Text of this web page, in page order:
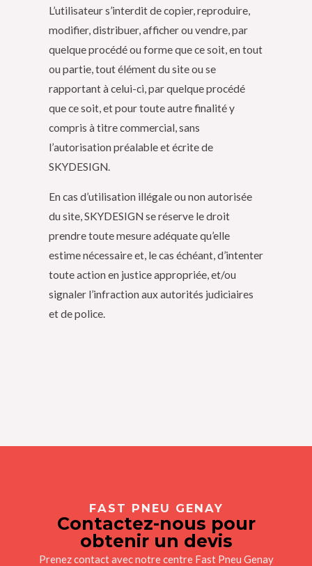
L’utilisateur s’interdit de copier, reproduire,
modifier, distribuer, afficher ou vendre, par
quelque procédé ou forme que ce soit, en tout
ou partie, tout élément du site ou se
rapportant à celui-ci, par quelque procédé
que ce soit, et pour toute autre finalité y
compris à titre commercial, sans
l’autorisation préalable et écrite de
SKYDESIGN.
En cas d’utilisation illégale ou non autorisée
du site, SKYDESIGN se réserve le droit
prendre toute mesure adéquate qu’elle
estime nécessaire et, le cas échéant, d’intenter
toute action en justice appropriée, et/ou
signaler l’infraction aux autorités judiciaires
et de police.
FAST PNEU GENAY
Contactez-nous pour
obtenir un devis
Prenez contact avec notre centre Fast Pneu Genay